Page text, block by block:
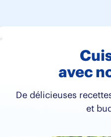
avec
De délicieuses
et